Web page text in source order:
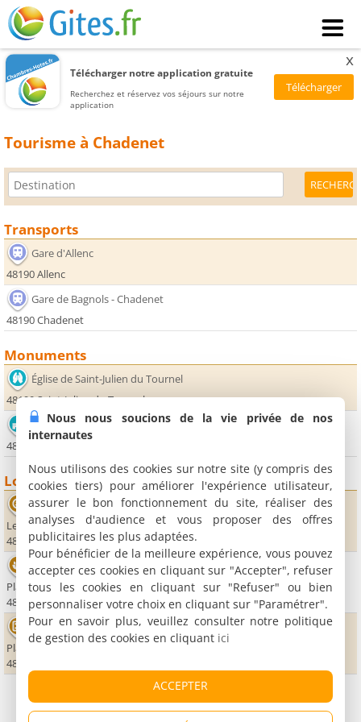
Télécharger notre application gratuite
Recherchez et réservez vos séjours sur notre
application
x
Tourisme à Chadenet
Transports
Gare d'Allenc
48190 Allenc
Gare de Bagnols - Chadenet
48190 Chadenet
Monuments
Église de Saint-Julien du Tournel
48190 Saint-Julien du Tournel
Château du Tournel
48190 Saint-Julien du Tournel
Loisirs
Le Vallon du Villaret
Le Vallon
48190 Bagnols les Bains
Thermes
Place des Thermes
48190 Bagnols les Bains
Casino de Bagnols les Bains
Place des Thermes
48190 Bagnols les Bains
Nous nous soucions de la vie privée de nos
internautes
Nous utilisons des cookies sur notre site (y compris des
cookies tiers) pour améliorer l'expérience utilisateur,
assurer le bon fonctionnement du site, réaliser des
analyses d'audience et vous proposer des offres
publicitaires les plus adaptées.
Pour bénéficier de la meilleure expérience, vous pouvez
accepter ces cookies en cliquant sur "Accepter", refuser
tous les cookies en cliquant sur "Refuser" ou bien
personnaliser votre choix en cliquant sur "Paramétrer".
Pour en savoir plus, veuillez consulter notre politique
de gestion des cookies en cliquant ici
ACCEPTER